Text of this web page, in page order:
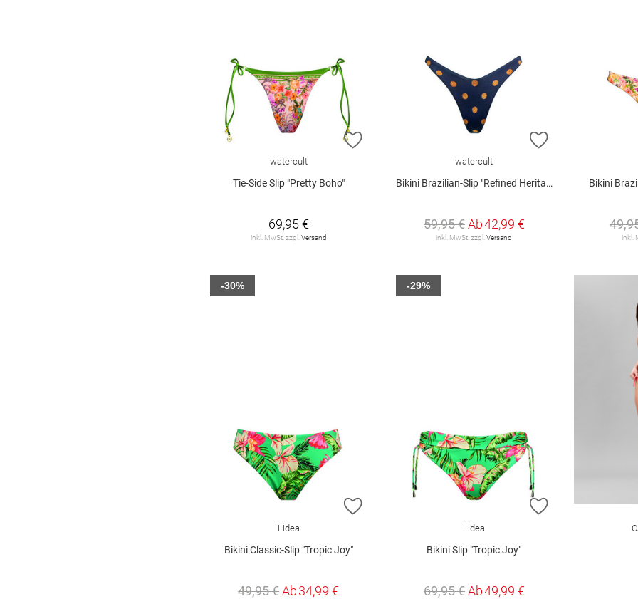
ZUR WUNSCHLISTE HINZUFÜGEN
watercult
Tie-Side Slip "Pretty Boho"
69,95 €
inkl. MwSt. zzgl. Versand
ZUR
watercult
Bikini Brazilian-Slip "Refined Heritage"
59,95 €Ab42,99 €
inkl. MwSt. zzgl.Versand
Bikini
inkl.
ZUR WUNSCHLISTE HINZUFÜGEN
Lidea
Bikini Classic-Slip "Tropic Joy"
49,95 €Ab34,99 €
-30%
ZUR
Lidea
Bikini Slip "Tropic Joy"
69,95 €Ab49,99 €
-29%